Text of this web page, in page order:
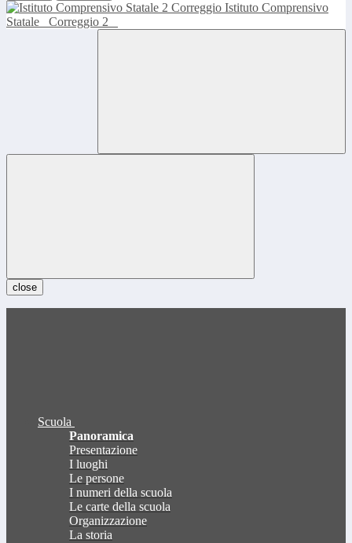
Istituto Comprensivo
Statale
Correggio 2
close
Scuola
Panoramica
Presentazione
I luoghi
Le persone
I numeri della scuola
Le carte della scuola
Organizzazione
La storia